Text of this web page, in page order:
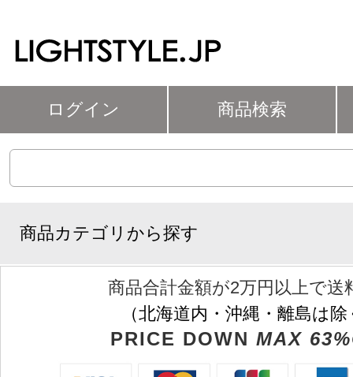
ログイン 商品検索
商品カテゴリから探す
商品合計金額が2万円以上で送
（北海道内・沖縄・離島は
PRICE DOWN MAX